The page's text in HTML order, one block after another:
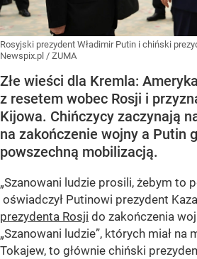
Rosyjski prezydent Władimir Putin i chiński
Newspix.pl / ZUMA
Złe wieści dla Kremla:
z resetem wobec Rosji i
Kijowa. Chińczycy zaczynają
na zakończenie wojny a Putin
powszechną mobilizacją.
„Szanowani ludzie prosili, żebym to
oświadczył Putinowi prezydent
prezydenta Rosji do zakończenia
„Szanowani ludzie”, których miał na
Tokajew, to głównie chiński